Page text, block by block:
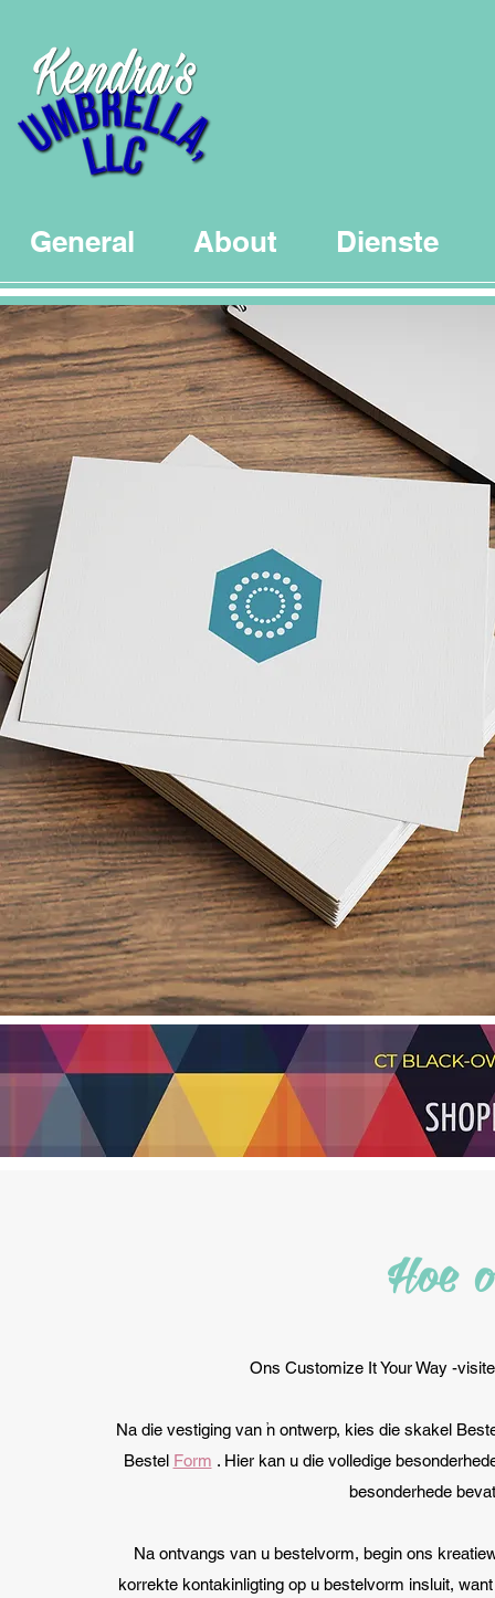
General About Dienste
Hoe
Ons Customize It Your Way -
Na die vestiging van 'n ontwerp, kies die skakel
Bestel Form . Hier kan u die volledige
besonderhede
Na ontvangs van u bestelvorm, begin ons
korrekte kontakinligting op u bestelvorm insluit,